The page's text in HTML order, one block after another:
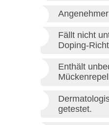
Fällt nicht
Doping-
Enthält
getestet.